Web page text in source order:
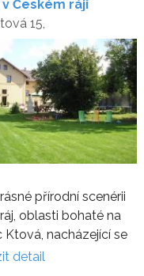
Českém ráji
15,
přírodní scenérii
oblasti bohaté na
nacházející se
detail